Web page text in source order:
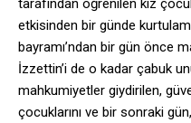
tarafından öğrenilen kız
etkisinden bir günde
bayramı’ndan bir gün önce
İzzettin’i de o kadar çabuk
mahkumiyetler giydirilen,
çocuklarını ve bir sonraki